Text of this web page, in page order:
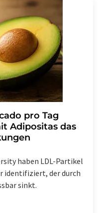
pro Tag
Adipositas das
haben LDL-Partikel
identifiziert, der durch
sinkt.